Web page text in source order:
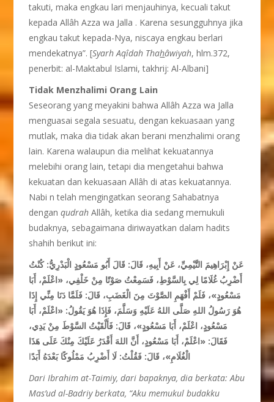
takuti, maka engkau lari menjauhinya, kecuali takut
kepada Allâh Azza wa Jalla . Karena sesungguhnya jika
engkau takut kepada-Nya, niscaya engkau berlari
mendekatnya”. [Syarh Aqîdah Thahâwiyah, hlm.372,
penerbit: al-Maktabul Islami, takhrij: Al-Albani]
Tidak Menzhalimi Orang Lain
Seseorang yang meyakini bahwa Allâh Azza wa Jalla
menguasai segala sesuatu, dengan kekuasaan yang
mutlak, maka dia tidak akan berani menzhalimi orang
lain. Karena walaupun dia melihat kekuatannya
melebihi orang lain, tetapi dia mengetahui bahwa
kekuatan dan kekuasaan Allâh di atas kekuatannya.
Nabi n telah mengingatkan seorang Sahabatnya
denganqudrah Allâh, ketika dia sedang memukuli
budaknya, sebagaimana diriwayatkan dalam hadits
shahih berikut ini:
عَنْ إِبْرَاهِيمَ التَّيْمِيِّ، عَنْ أَبِيهِ، قَالَ: قَالَ أَبُو مَسْعُودٍ الْبَدْرِيُّ: كُنْتُ
أَضْرِبُ غُلَامًا لِي بِالسَّوْطِ، فَسَمِعْتُ صَوْتًا مِنْ خَلْفِي، «اعْلَمْ، أَبَا
مَسْعُودٍ»، فَلَمْ أَفْهَمِ الصَّوْتَ مِنَ الْغَضَبِ، قَالَ: فَلَمَّا دَنَا مِنِّي إِذَا
هُوَ رَسُولُ اللهِ صَلَّى اللهُ عَلَيْهِ وَسَلَّمَ، فَإِذَا هُوَ يَقُولُ: «اعْلَمْ، أَبَا
مَسْعُودٍ، اعْلَمْ، أَبَا مَسْعُودٍ»، قَالَ: فَأَلْقَيْتُ السَّوْطَ مِنْ يَدِي،
فَقَالَ: «اعْلَمْ، أَبَا مَسْعُودٍ، أَنَّ اللهَ أَقْدَرُ عَلَيْكَ مِنْكَ عَلَى هَذَا
الْغُلَامِ»، قَالَ: فَقُلْتُ: لَا أَضْرِبُ مَمْلُوكًا بَعْدَهُ أَبَدًا
Dari Ibrahim at-Taimiy, dari bapaknya, dia berkata: Abu
Mas’ud al-Badriy berkata, “Aku memukul budakku